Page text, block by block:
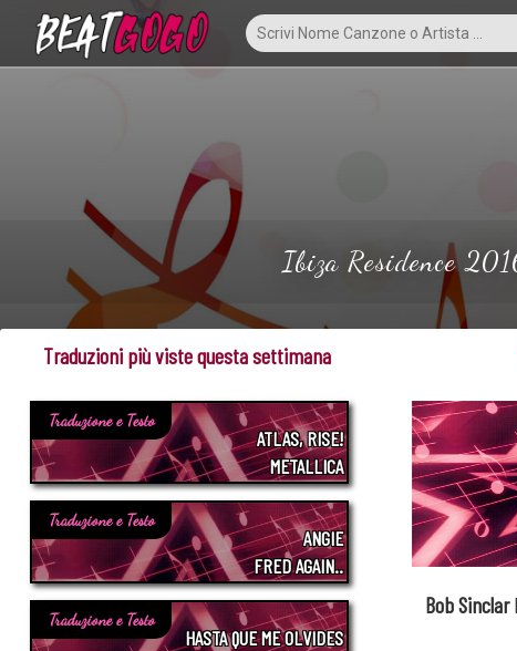
Ibiza Residence
Bob Sinclar
Traduzioni più viste questa settimana
Traduzione e Testo
ATLAS, RISE!
METALLICA
Traduzione e Testo
ANGIE
FRED AGAIN..
Traduzione e Testo
HASTA QUE ME OLVIDES